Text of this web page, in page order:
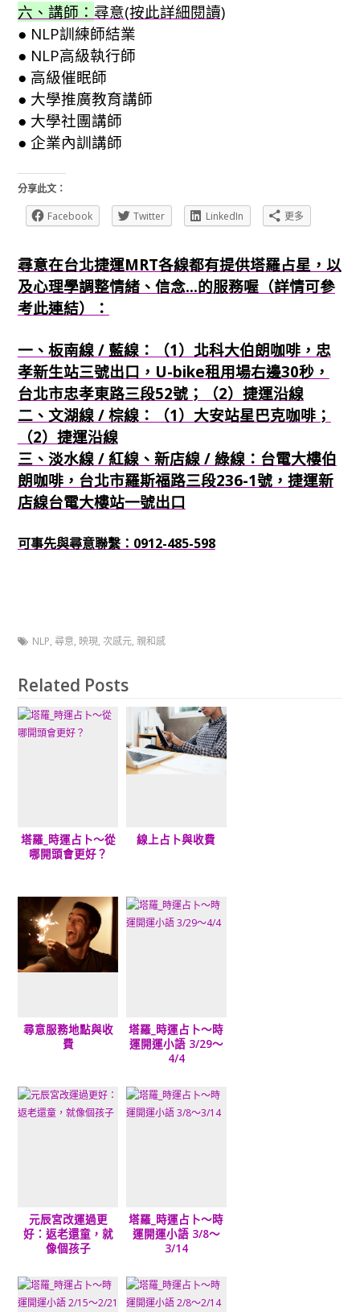
六、講師： 尋意(按此詳細閱讀)
● NLP訓練師結業
● NLP高級執行師
● 高級催眠師
● 大學推廣教育講師
● 大學社團講師
● 企業內訓講師
分享此文：
Facebook
Twitter LinkedIn 更多
尋意在台北捷運MRT各線都有提供塔羅占星，以
及心理學調整情緒、信念...的服務喔（詳情可參
考此連結）：
一、板南線 / 藍線：（1）北科大伯朗咖啡，忠
孝新生站三號出口，U-bike租用場右邊30秒，
台北市忠孝東路三段52號；（2）捷運沿線
二、文湖線 / 棕線：（1）大安站星巴克咖啡；
（2）捷運沿線
三、淡水線 / 紅線、新店線 / 綠線：台電大樓伯
朗咖啡，台北市羅斯福路三段236-1號，捷運新
店線台電大樓站一號出口
可事先與尋意聯繫：0912-485-598
NLP, 尋意, 映現, 次感元, 親和感
Related Posts
塔羅_時運占卜～從
哪開頭會更好？
線上占卜與收費
尋意服務地點與收
費
塔羅_時運占卜～時
運開運小語 3/29～
4/4
元辰宮改運過更
好：返老還童，就
像個孩子
塔羅_時運占卜～時
運開運小語 3/8～
3/14